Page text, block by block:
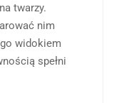
twarzy.
nim
widokiem
spełni